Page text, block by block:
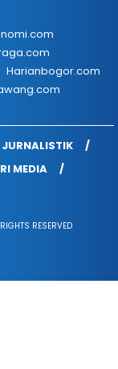
Harianbogor.com
JURNALISTIK
MEDIA
RESERVED